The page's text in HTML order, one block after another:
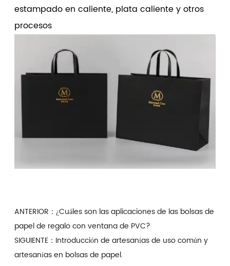
estampado en caliente, plata caliente y otros
procesos
ANTERIOR：¿Cuáles son las aplicaciones de las bolsas de
papel de regalo con ventana de PVC?
SIGUIENTE： Introducción de artesanías de uso común y
artesanías en bolsas de papel.